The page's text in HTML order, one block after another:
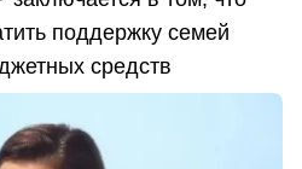
поддержку семей
средств